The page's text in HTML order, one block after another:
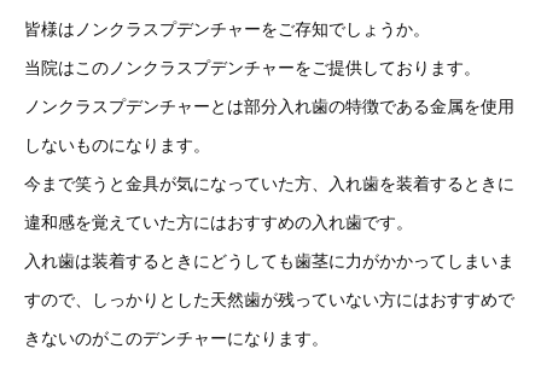
皆様はノンクラスプデンチャーをご存知でしょうか。
当院はこのノンクラスプデンチャーをご提供しております。
ノンクラスプデンチャーとは部分入れ歯の特徴である金属を使用
しないものになります。
今まで笑うと金具が気になっていた方、入れ歯を装着するときに
違和感を覚えていた方にはおすすめの入れ歯です。
入れ歯は装着するときにどうしても歯茎に力がかかってしまいま
すので、しっかりとした天然歯が残っていない方にはおすすめで
きないのがこのデンチャーになります。